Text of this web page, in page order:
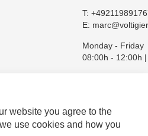
website you agree to the
use cookies and how you
T:
E:
Monday - Friday
08:00h - 12:00h